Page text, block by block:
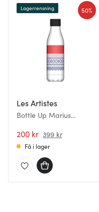
Les Artistes
Bottle Up Marius
Vit/Röd/Blå
200 kr 399 kr
50%
Lagerrensning
Få i lager